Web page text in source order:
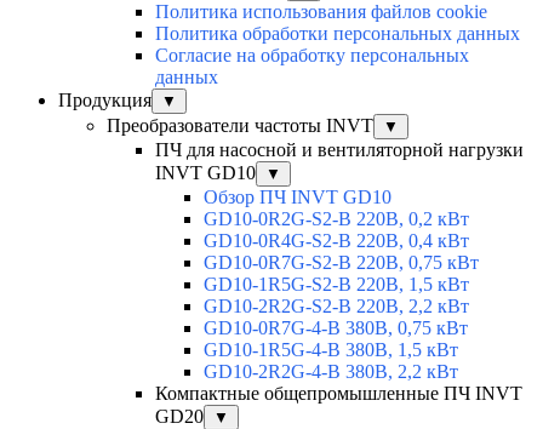
Политика использования файлов cookie
Политика обработки персональных данных
Согласие на обработку персональных
данных
Продукция
▼
Преобразователи частоты INVT ▼
ПЧ для насосной и вентиляторной нагрузки
INVT GD10
▼
Обзор ПЧ INVT GD10
GD10-0R2G-S2-B 220В, 0,2 кВт
GD10-0R4G-S2-B 220В, 0,4 кВт
GD10-0R7G-S2-B 220В, 0,75 кВт
GD10-1R5G-S2-B 220В, 1,5 кВт
GD10-2R2G-S2-B 220В, 2,2 кВт
GD10-0R7G-4-B 380В, 0,75 кВт
GD10-1R5G-4-B 380В, 1,5 кВт
GD10-2R2G-4-B 380В, 2,2 кВт
Компактные общепромышленные ПЧ INVT
GD20
▼